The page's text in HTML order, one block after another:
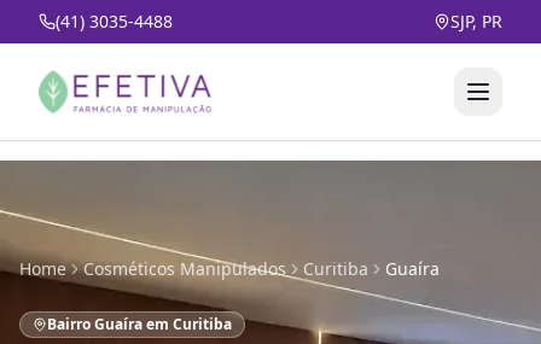
(41) 3035-4488 SJP, PR
Home Cosméticos Manipulados Curitiba Guaíra
Bairro Guaíra em Curitiba